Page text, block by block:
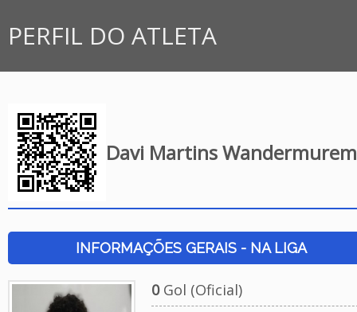
PERFIL DO ATLETA
Davi Martins Wandermurem
INFORMAÇÕES GERAIS - NA LIGA
0Gol (Oficial)